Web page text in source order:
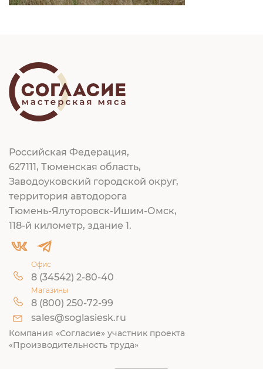
Российская Федерация,
627111, Тюменская область,
Заводоуковский городской округ,
территория автодорога
Тюмень-Ялуторовск-Ишим-Омск,
118-й километр, здание 1.
Офис
8 (34542) 2-80-40
Магазины
8 (800) 250-72-99
sales@soglasiesk.ru
Компания «Согласие» участник проекта
«Производительность труда»